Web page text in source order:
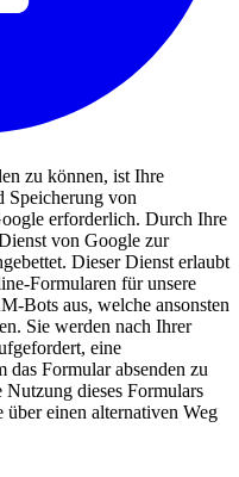
zu können, ist Ihre
Speicherung von
erforderlich. Durch Ihre
von Google zur
Dieser Dienst erlaubt
Formularen für unsere
Bots aus, welche ansonsten
Sie werden nach Ihrer
eine
das Formular absenden zu
dieses Formulars
einen alternativen Weg